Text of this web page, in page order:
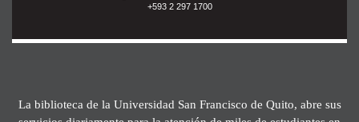
+593 2 297 1700
La biblioteca de la Universidad San Francisco de Quito, abre sus